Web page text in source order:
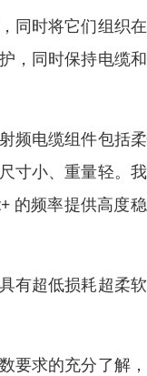
同时将它们组织
，同时保持电缆
频电缆组件包括
寸小、重量轻。
的频率提供高度
有超低损耗超柔
要求的充分了解